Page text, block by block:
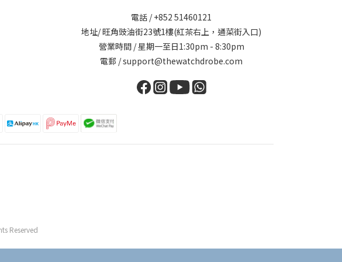
電話 / +852 51460121
地址/ 旺角豉油街23號1樓(紅茶右上，通菜街入口)
營業時間 / 星期一至日1:30pm - 8:30pm
電郵 / support@thewatchdrobe.com
Reserved